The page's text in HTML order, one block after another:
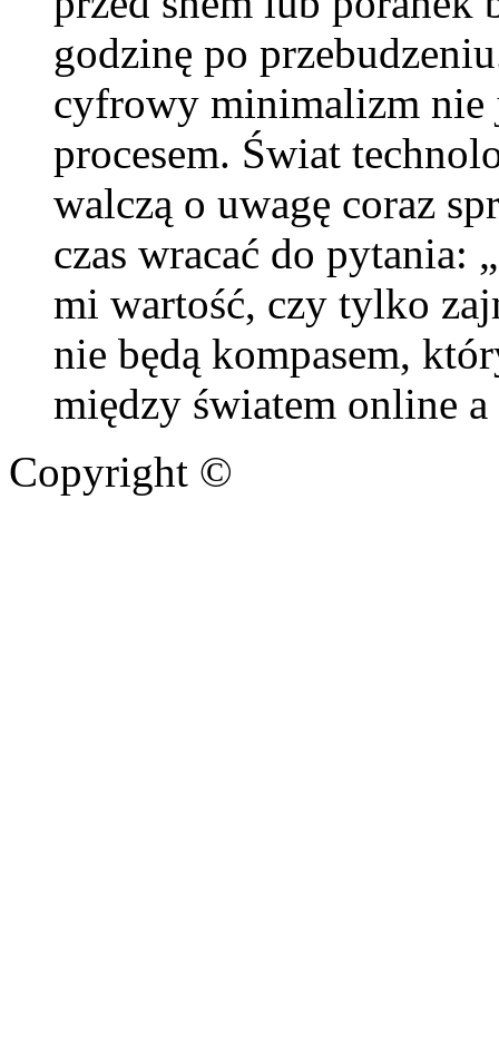
godzinę po
cyfrowy minimalizm nie
procesem. Świat
walczą o uwagę coraz
czas wracać do pytania:
mi wartość, czy tylko
nie będą kompasem,
między światem online
Copyright ©